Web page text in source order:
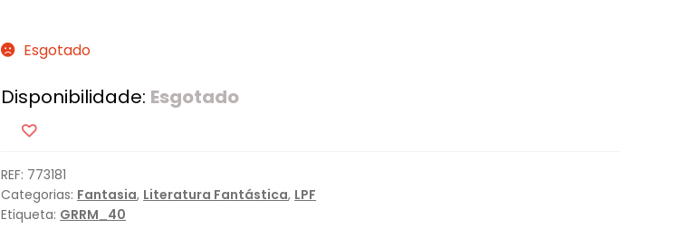
Esgotado
Disponibilidade: Esgotado
REF: 773181
Categorias: Fantasia, Literatura Fantástica, LPF
Etiqueta: GRRM_40